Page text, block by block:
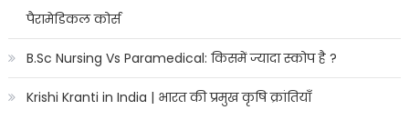
पैरामेडिकल कोर्स
B.Sc Nursing Vs Paramedical: किसमें ज्यादा स्कोप है ?
Krishi Kranti in India | भारत की प्रमुख कृषि क्रांतियाँ